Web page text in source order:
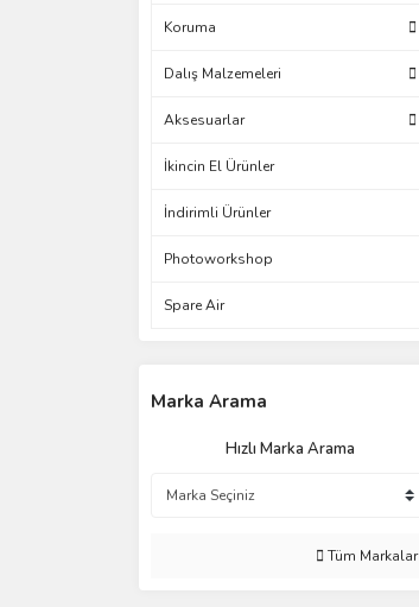
Koruma
Dalış Malzemeleri
Aksesuarlar
İkincin El Ürünler
İndirimli Ürünler
Photoworkshop
Spare Air
Marka Arama
Hızlı Marka Arama
Tüm Markalar